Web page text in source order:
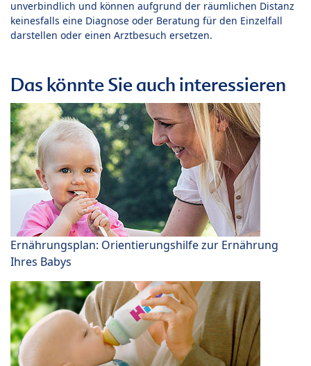
unverbindlich und können aufgrund der räumlichen Distanz
keinesfalls eine Diagnose oder Beratung für den Einzelfall
darstellen oder einen Arztbesuch ersetzen.
Das könnte Sie auch interessieren
Ernährungsplan: Orientierungshilfe zur Ernährung
Ihres Babys